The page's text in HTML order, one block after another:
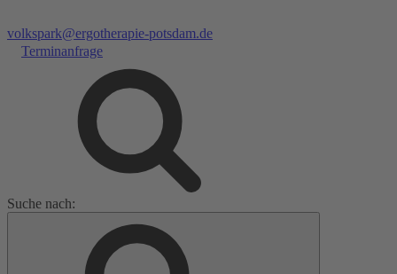
volkspark@ergotherapie-potsdam.de
Terminanfrage
Suche nach: